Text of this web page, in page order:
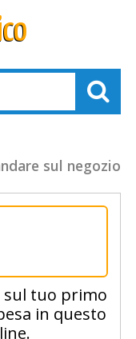
sul negozio
sul tuo primo
in questo